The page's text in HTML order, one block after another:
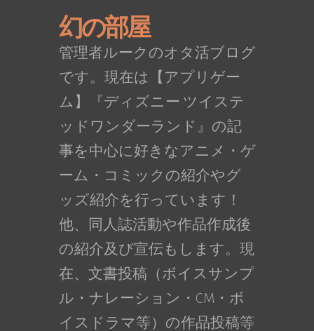
幻の部屋
管理者ルークのオタ活ブログ
です。現在は【アプリゲー
ム】『ディズニー ツイステ
ッドワンダーランド』の記
事を中心に好きなアニメ・ゲ
ーム・コミックの紹介やグ
ッズ紹介を行っています！
他、同人誌活動や作品作成後
の紹介及び宣伝もします。現
在、文書投稿（ボイスサンプ
ル・ナレーション・CM・ボ
イスドラマ等）の作品投稿等